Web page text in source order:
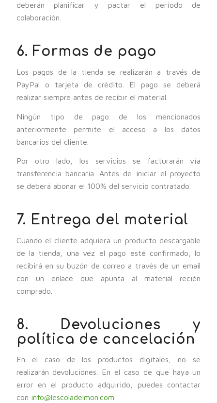
deberán planificar y pactar el período de
colaboración.
6. Formas de pago
Los pagos de la tienda se realizarán a través de
PayPal o tarjeta de crédito. El pago se deberá
realizar siempre antes de recibir el material.
Ningún tipo de pago de los mencionados
anteriormente permite el acceso a los datos
bancarios del cliente.
Por otro lado, los servicios se facturarán vía
transferencia bancaria. Antes de iniciar el proyecto
se deberá abonar el 100% del servicio contratado.
7. Entrega del material
Cuando el cliente adquiera un producto descargable
de la tienda, una vez el pago esté confirmado, lo
recibirá en su buzón de correo a través de un email
con un enlace que apunta al material recién
comprado.
8. Devoluciones y
política de cancelación
En el caso de los productos digitales, no se
realizarán devoluciones. En el caso de que haya un
error en el producto adquirido, puedes contactar
con info@lescoladelmon.com